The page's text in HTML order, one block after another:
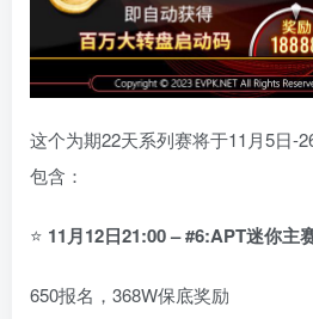
这个为期22天系列赛将于11月5日-
包含：
⭐ 11月12日21:00 – #6:APT迷你主
650报名，368W保底奖励